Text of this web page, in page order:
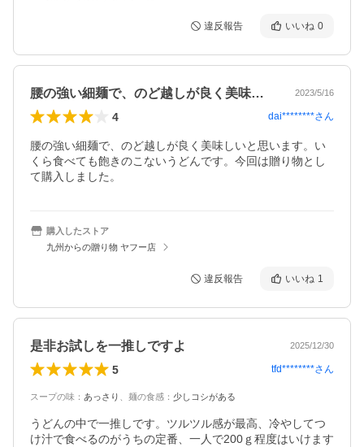
違反報告 いいね 0
腰の強い細麺で、のど越しが良く美味しい… 2023/5/16
4 dai********さん
腰の強い細麺で、のど越しが良く美味しいと思います。い
くら食べても飽きのこないうどんです。今回は贈り物とし
て購入しました。
購入したストア
九州からの贈り物 ヤフー店
違反報告 いいね 1
是非お試しを一推しですよ 2025/12/30
5 tfd********さん
スープの味 ： あっさり 麺の食感 ： 少しコシがある
うどんの中で一推しです。ツルツル感が最高、冷やしてつ
け汁で食べるのがうちの定番、一人で200ｇ程度はいけます